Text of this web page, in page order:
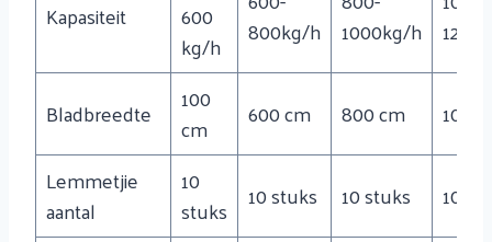
Kapasiteit
600
kg/h
800kg/h 1000kg/h
Bladbreedte
100
cm
600 cm 800 cm
1000
Lemmetjie
aantal
10
stuks
10 stuks 10 stuks 10